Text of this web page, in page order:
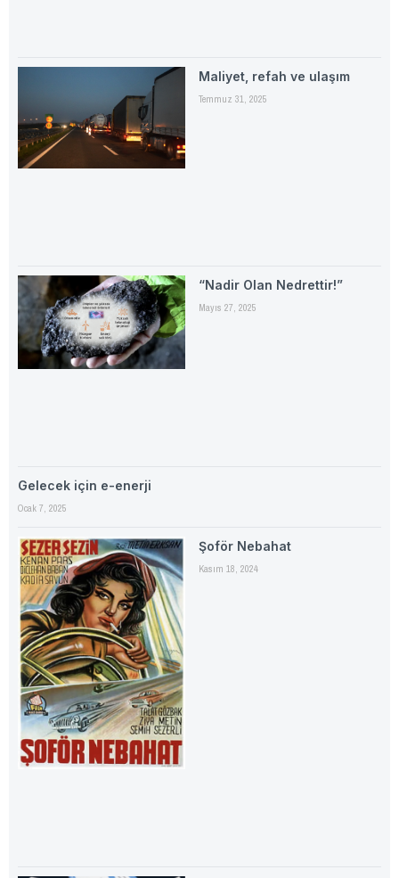
Maliyet, refah ve ulaşım
Temmuz 31, 2025
“Nadir Olan Nedrettir!”
Mayıs 27, 2025
Gelecek için e-enerji
Ocak 7, 2025
Şoför Nebahat
Kasım 18, 2024